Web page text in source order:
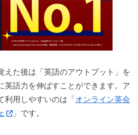
えた後は「英語のアウトプット」を
英語力を伸ばすことができます。ア
利用しやすいのは「オンライン英会
」です。